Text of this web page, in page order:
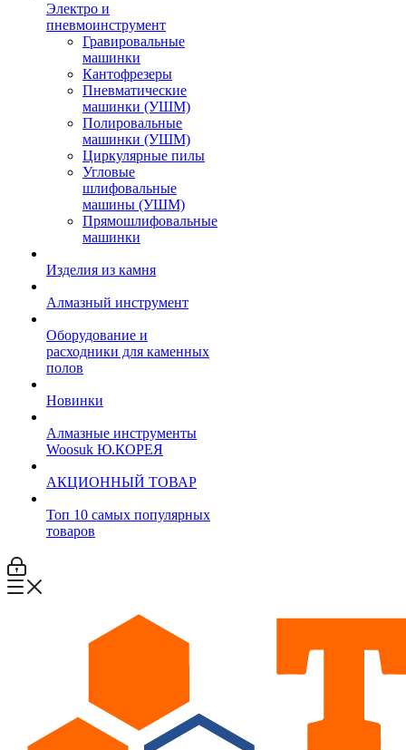
Электро и
пневмоинструмент
Гравировальные
машинки
Кантофрезеры
Пневматические
машинки (УШМ)
Полировальные
машинки (УШМ)
Циркулярные пилы
Угловые
шлифовальные
машины (УШМ)
Прямошлифовальные
машинки
Изделия из камня
Алмазный инструмент
Оборудование и
расходники для каменных
полов
Новинки
Алмазные инструменты
Woosuk Ю.КОРЕЯ
АКЦИОННЫЙ ТОВАР
Топ 10 самых популярных
товаров